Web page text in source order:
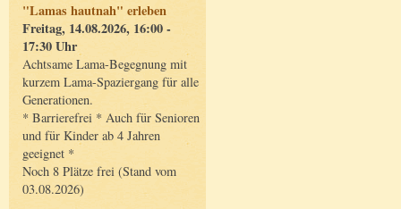
"Lamas hautnah" erleben
Freitag, 14.08.2026, 16:00 -
17:30 Uhr
Achtsame Lama-Begegnung mit
kurzem Lama-Spaziergang für alle
Generationen.
* Barrierefrei * Auch für Senioren
und für Kinder ab 4 Jahren
geeignet *
Noch 8 Plätze frei (Stand vom
03.08.2026)